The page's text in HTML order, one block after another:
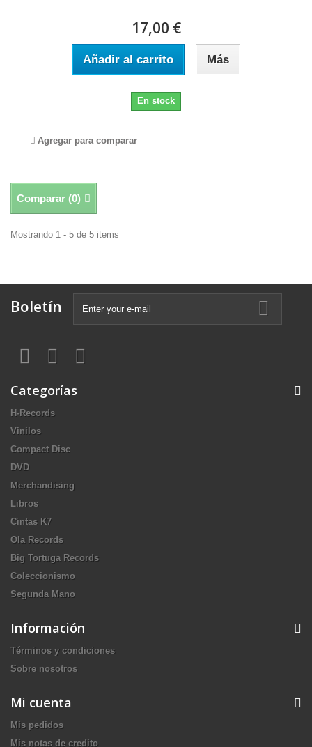
17,00 €
Añadir al carrito Más
En stock
Agregar para comparar
Comparar (0)
Mostrando 1 - 5 de 5 items
Boletín
Categorías
H-Records
Vinilos
Compact Disc
DVD
Merchandising
Libros
Cintas K7
Ola Records
Big Tortuga Records
Coleccionismo
Segunda Mano
Información
Términos y condiciones
Sobre nosotros
Mi cuenta
Mis pedidos
Mis notas de credito